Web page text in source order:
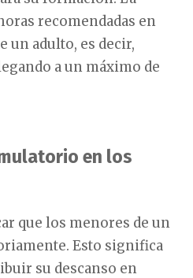
recomendadas en
un adulto, es decir,
a un máximo de
en los
que los menores de un
Esto significa
su descanso en